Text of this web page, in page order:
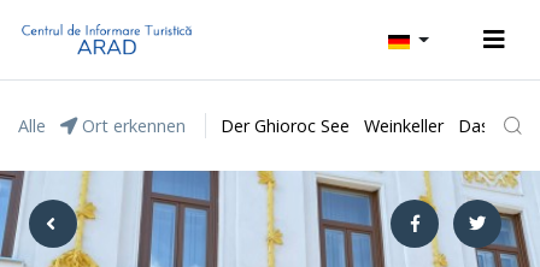
Alle Ort erkennen Der Ghioroc See Weinkeller Das